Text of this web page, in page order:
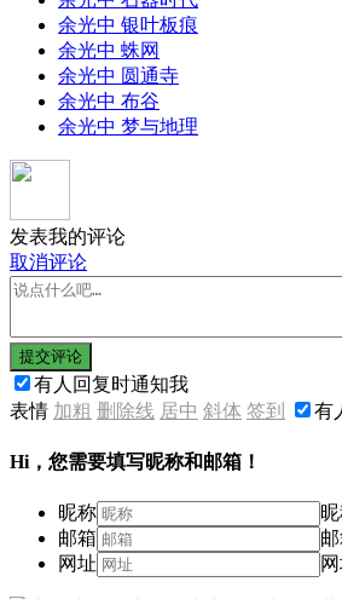
余光中 银叶板痕
余光中 蛛网
余光中 圆通寺
余光中 布谷
余光中 梦与地理
发表我的评论
取消评论
提交评论
有人回复时通知我
表情 加粗 删除线 居中 斜体 签到 有
Hi，您需要填写昵称和邮箱！
昵称
邮箱
网址